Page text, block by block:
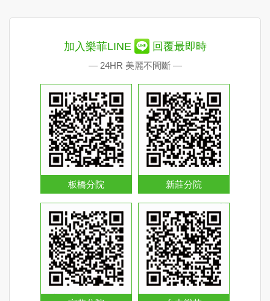
加入樂菲LINE 回覆最即時
— 24HR 美麗不間斷 —
板橋分院 新莊分院